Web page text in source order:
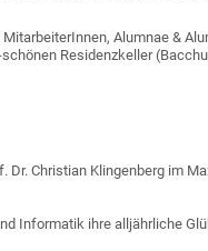
Alumnae &
Residenzkeller
Dr. Christian Klingenberg im
Informatik ihre alljährliche